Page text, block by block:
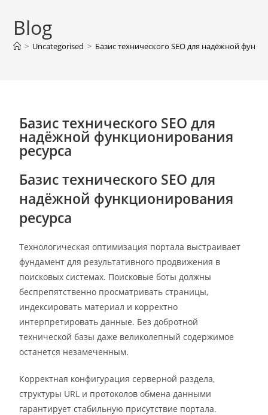
Blog
> Uncategorised > Базис технического SEO для надёжной
Базис технического SEO для
надёжной функционирования
ресурса
Базис технического SEO для
надёжной функционирования
ресурса
Технологическая оптимизация портала выстраивает
фундамент для результативного продвижения в
поисковых системах. Поисковые боты должны
беспрепятственно просматривать страницы,
индексировать материал и корректно
интерпретировать данные. Без добротной
технической базы даже великолепный содержимое
останется незамеченным.
Корректная конфигурация серверной раздела,
структуры URL и протоколов обмена данными
гарантирует стабильную присутствие портала.